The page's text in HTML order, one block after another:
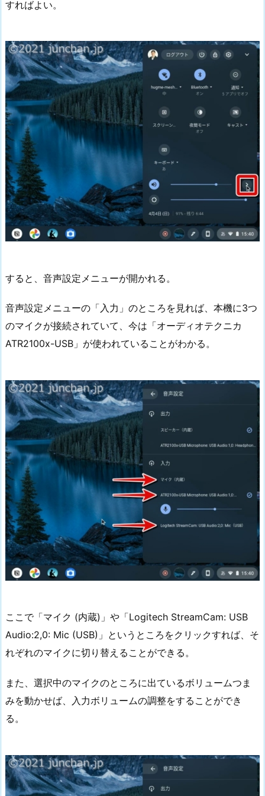
すればよい。
すると、音声設定メニューが開かれる。
音声設定メニューの「入力」のところを見れば、本機に3つ
のマイクが接続されていて、今は「オーディオテクニカ
ATR2100x-USB」が使われていることがわかる。
ここで「マイク (内蔵)」や「Logitech StreamCam: USB
Audio:2,0: Mic (USB)」というところをクリックすれば、そ
れぞれのマイクに切り替えることができる。
また、選択中のマイクのところに出ているボリュームつま
みを動かせば、入力ボリュームの調整をすることができ
る。